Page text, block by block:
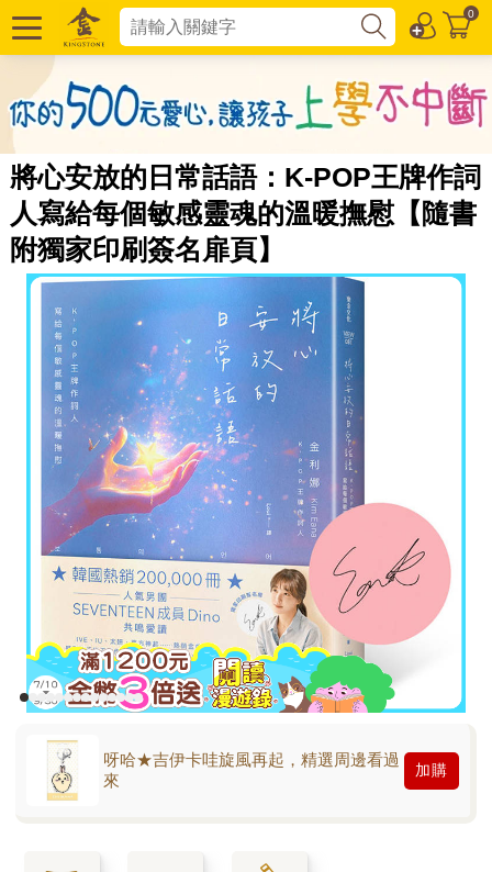
0
將心安放的日常話語：K-POP王牌作詞
人寫給每個敏感靈魂的溫暖撫慰【隨書
附獨家印刷簽名扉頁】
呀哈★吉伊卡哇旋風再起，精選周邊看過
來
加購